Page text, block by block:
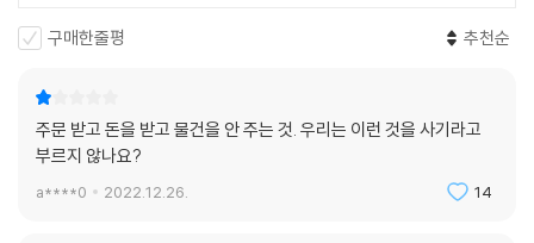
구매한줄평 추천순
주문 받고 돈을 받고 물건을 안 주는 것. 우리는 이런 것을 사기라고
부르지 않나요?
a****0 2022.12.26. 14